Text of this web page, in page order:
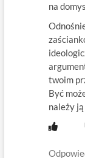
na
twoim
Być
należy